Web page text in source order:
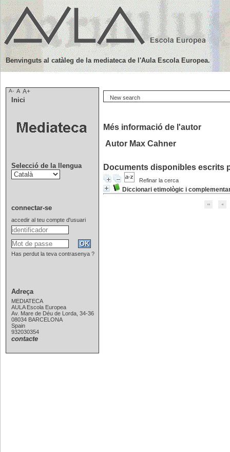
New search
Més informació de l'autor
Autor Max Cahner
Documents disponibles escrits
Refinar la cerca
Diccionari etimològic i
Benvinguts al catàleg de la mediateca de l'Aula Escola Europea.
A- A A+
Inici
Selecció de la llengua
connectar-se
accedir al teu compte d'usuari
Has perdut la teva contrasenya ?
Adreça
MEDIATECA
AULA Escola Europea
Av. Mare de Déu de Lorda, 34-36
08034 BARCELONA
Spain
932030354
contacte